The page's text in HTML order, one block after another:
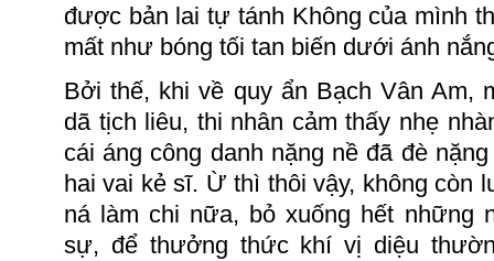
được bản lai tự tánh Không của mình
mất như bóng tối tan biến dưới ánh
Bởi thế, khi về quy ẩn Bạch Vân Am,
dã tịch liêu, thi nhân cảm thấy nhẹ
cái áng công danh nặng nề đã đè
hai vai kẻ sĩ. Ừ thì thôi vậy, không còn
ná làm chi nữa, bỏ xuống hết những
sự, để thưởng thức khí vị diệu